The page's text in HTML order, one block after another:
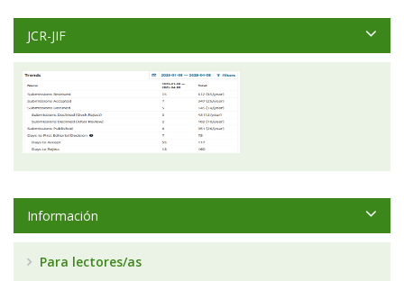
JCR-JIF
Información
Para lectores/as